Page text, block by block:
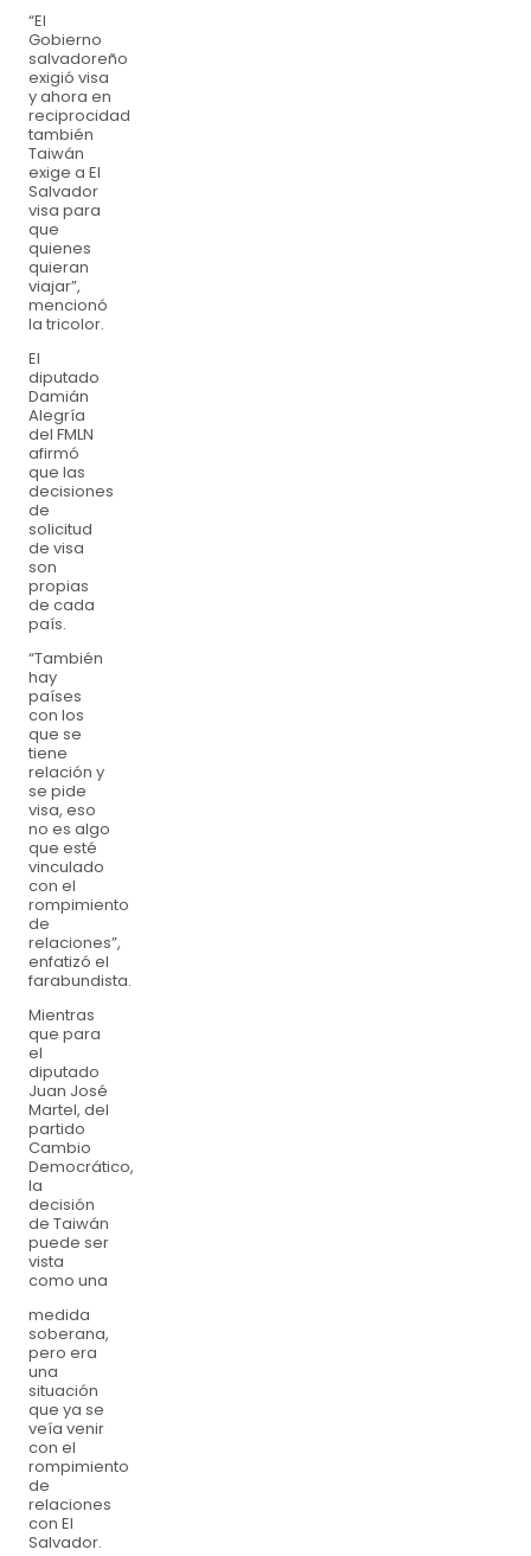
“El
Gobierno
salvadoreño
exigió visa
y ahora en
reciprocidad
también
Taiwán
exige a El
Salvador
visa para
que
quienes
quieran
viajar”,
mencionó
la tricolor.
El
diputado
Damián
Alegría
del FMLN
afirmó
que las
decisiones
de
solicitud
de visa
son
propias
de cada
país.
“También
hay
países
con los
que se
tiene
relación y
se pide
visa, eso
no es algo
que esté
vinculado
con el
rompimiento
de
relaciones”,
enfatizó el
farabundista.
Mientras
que para
el
diputado
Juan José
Martel, del
partido
Cambio
Democrático,
la
decisión
de Taiwán
puede ser
vista
como una
medida
soberana,
pero era
una
situación
que ya se
veía venir
con el
rompimiento
de
relaciones
con El
Salvador.